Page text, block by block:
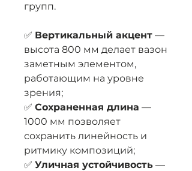
групп.
✅ Вертикальный акцент —
высота 800 мм делает вазон
заметным элементом,
работающим на уровне
зрения;
✅ Сохраненная длина —
1000 мм позволяет
сохранить линейность и
ритмику композиций;
✅ Уличная устойчивость —